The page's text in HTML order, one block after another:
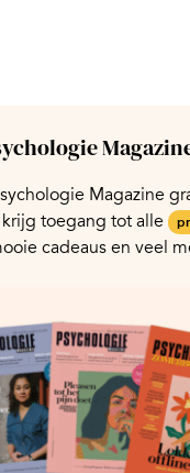
Magazine
toegang tot alle
cadeaus en veel